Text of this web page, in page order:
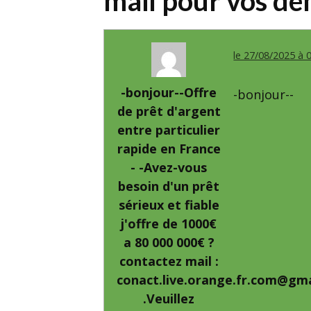
-bonjour--Offre
de prêt d'argent
entre particulier
rapide en France
- -Avez-vous
besoin d'un prêt
sérieux et fiable
j'offre de 1000€
a 80 000 000€ ?
contactez mail :
.Veuillez
le 27/08/2025 à
-bonjour--